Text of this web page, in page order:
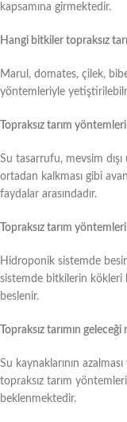
kapsamına girmektedir.
Hangi bitkiler topraksız
Marul, domates, çilek,
yöntemleriyle
Topraksız tarım
Su tasarrufu, mevsim
ortadan kalkması gibi
faydalar arasındadır.
Topraksız tarım
Hidroponik sistemde
sistemde bitkilerin kökleri
beslenir.
Topraksız tarımın
Su kaynaklarının
topraksız tarım
beklenmektedir.